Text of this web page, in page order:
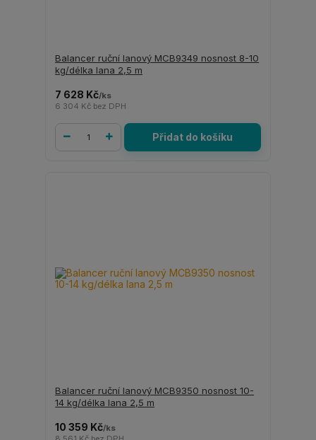
Balancer ruční lanový MCB9349 nosnost 8-10
kg/délka lana 2,5 m
7 628 Kč/ks
6 304 Kč bez DPH
Přidat do košíku
Balancer ruční lanový MCB9350 nosnost 10-
14 kg/délka lana 2,5 m
10 359 Kč/ks